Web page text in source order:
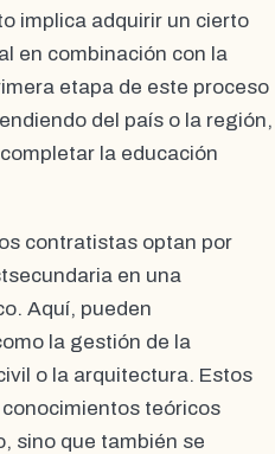
implica adquirir un cierto
en combinación con la
etapa de este proceso
del país o la región,
la educación
contratistas optan por
en una
Aquí, pueden
la gestión de la
o la arquitectura. Estos
teóricos
sino que también se